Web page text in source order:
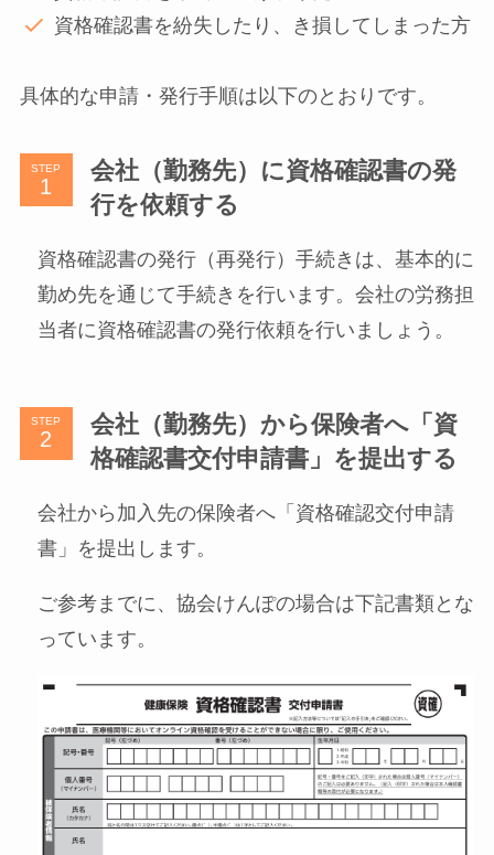
資格確認書を紛失したり、き損してしまった方
具体的な申請・発行手順は以下のとおりです。
STEP
会社（勤務先）に資格確認書の発
行を依頼する
資格確認書の発行（再発行）手続きは、基本的に
勤め先を通じて手続きを行います。会社の労務担
当者に資格確認書の発行依頼を行いましょう。
STEP
会社（勤務先）から保険者へ「資
格確認書交付申請書」を提出する
会社から加入先の保険者へ「資格確認交付申請
書」を提出します。
ご参考までに、協会けんぽの場合は下記書類とな
っています。